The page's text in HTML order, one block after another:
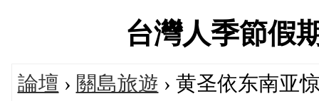
台灣人季節假
論壇 › 關島旅遊 › 黄圣依东南亚